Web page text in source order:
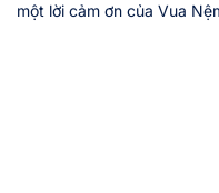
một lời cảm ơn của Vua